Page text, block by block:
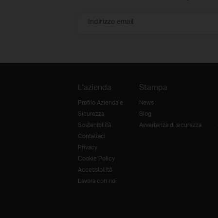
Indirizzo email
L'azienda
Profilo Aziendale
Sicurezza
Sostenibilità
Contattaci
Privacy
Cookie Policy
Accessibilità
Lavora con noi
Stampa
News
Blog
Avvertenza di sicurezza